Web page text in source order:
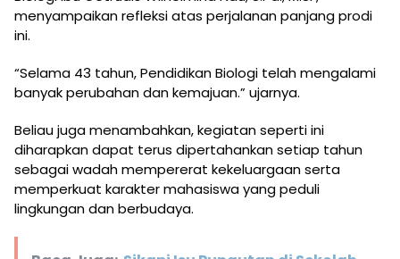
menyampaikan refleksi atas perjalanan panjang prodi
ini.
“Selama 43 tahun, Pendidikan Biologi telah mengalami
banyak perubahan dan kemajuan.” ujarnya.
Beliau juga menambahkan, kegiatan seperti ini
diharapkan dapat terus dipertahankan setiap tahun
sebagai wadah mempererat kekeluargaan serta
memperkuat karakter mahasiswa yang peduli
lingkungan dan berbudaya.